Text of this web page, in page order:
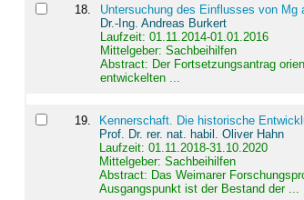
18
Untersuchung des Einflusses von
Dr.-Ing. Andreas Burkert
Laufzeit: 01.11.2014-01.01.2016
Mittelgeber: Sachbeihilfen
Abstract: Der Fortsetzungsantrag
entwickelten ...
19.
Kennerschaft. Die historische
Prof. Dr. rer. nat. habil. Oliver Hahn
Laufzeit: 01.11.2018-31.10.2020
Mittelgeber: Sachbeihilfen
Abstract: Das Weimarer
Ausgangspunkt ist der Bestand der ...